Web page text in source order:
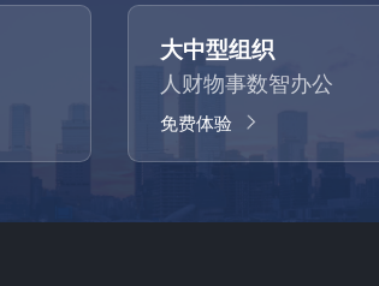
大中型组织
人财物事数智办公
免费体验